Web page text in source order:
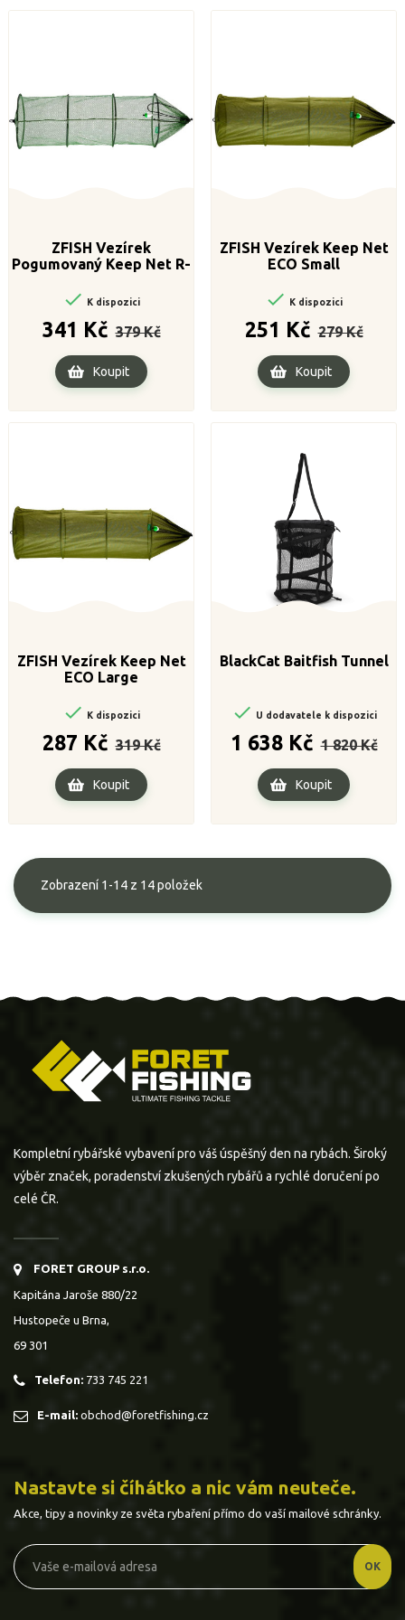
ZFISH Vezírek
Pogumovaný Keep Net R-
 K dispozici
341 Kč cena
379 Kč
Cena
Koupit
ZFISH Vezírek Keep Net
ECO Small
 K dispozici
251 Kč cena
279 Kč
Cena
Koupit
ZFISH Vezírek Keep Net
ECO Large
 K dispozici
287 Kč cena
319 Kč
Cena
Koupit
BlackCat Baitfish Tunnel
 U dodavatele k dispozici
1 638 Kč cena
1 820 Kč
Cena
Koupit
Zobrazení 1-14 z 14 položek
Kompletní rybářské vybavení pro váš úspěšný den na rybách. Široký
výběr značek, poradenství zkušených rybářů a rychlé doručení po
celé ČR.
FORET GROUP s.r.o.
Kapitána Jaroše 880/22
Hustopeče u Brna,
69 301
Telefon: 733 745 221
E-mail: obchod@foretfishing.cz
Nastavte si číhátko a nic vám neuteče.
Akce, tipy a novinky ze světa rybaření přímo do vaší mailové schránky.